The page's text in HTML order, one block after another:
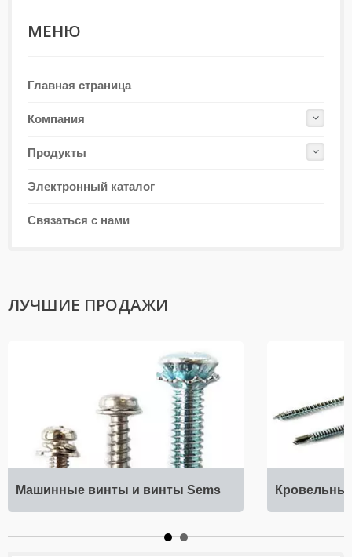
МЕНЮ
Главная страница
Компания
Продукты
Электронный каталог
Связаться с нами
ЛУЧШИЕ ПРОДАЖИ
Машинные винты и винты Sems